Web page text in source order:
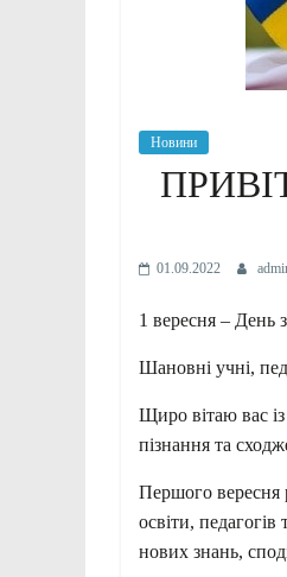
Новини
01.09.2022
1 вересня – День
Шановні учні,
Щиро вітаю вас
пізнання та
Першого вересня
освіти,
нових знань,